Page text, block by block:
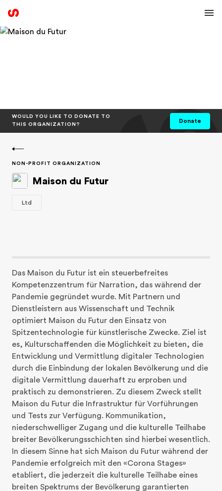
WOULD YOU LIKE TO DONATE TO
THIS ORGANIZATION?
Donate
NON-PROFIT ORGANIZATION
Maison du Futur
Ltd
Das Maison du Futur ist ein steuerbefreites
Kompetenzzentrum für Narration, das während der
Pandemie gegründet wurde. Mit Partnern und
Dienstleistern aus Wissenschaft und Technik
optimiert Maison du Futur den Einsatz von
Spitzentechnologie für künstlerische Zwecke. Ziel ist
es, Kulturschaffenden die Möglichkeit zu bieten, die
Entwicklung und Vermittlung digitaler Technologien
durch die Einbindung der lokalen Bevölkerung und die
digitale Vermittlung dauerhaft zu erproben und
praktisch zu demonstrieren. Zu diesem Zweck stellt
Maison du Futur die Infrastruktur für Vorführungen
und Tests zur Verfügung. Kommunikation,
niederschwelliger Zugang und die kulturelle Teilhabe
breiter Bevölkerungsschichten sind hierbei wesentlich.
In diesem Sinne hat sich Maison du Futur während der
Pandemie erfolgreich mit den «Corona Stages»
etabliert, die jederzeit die kulturelle Teilhabe eines
breiten Spektrums der Bevölkerung garantierten